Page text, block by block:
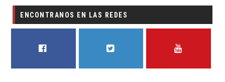
ENCONTRANOS EN LAS REDES